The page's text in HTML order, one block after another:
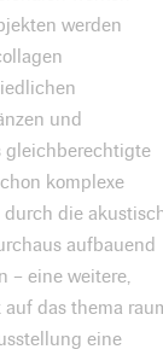
werden
und
gleichberechtigte
komplexe
die
aufbauend
– eine weitere,
das thema
eine